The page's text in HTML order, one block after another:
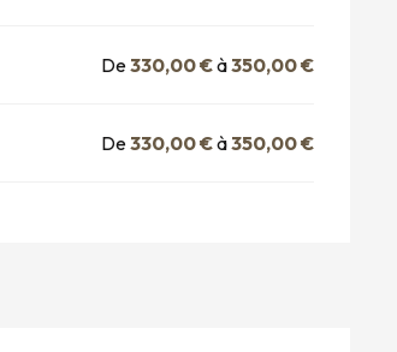
De330,00 €à350,00 €
De330,00 €à350,00 €